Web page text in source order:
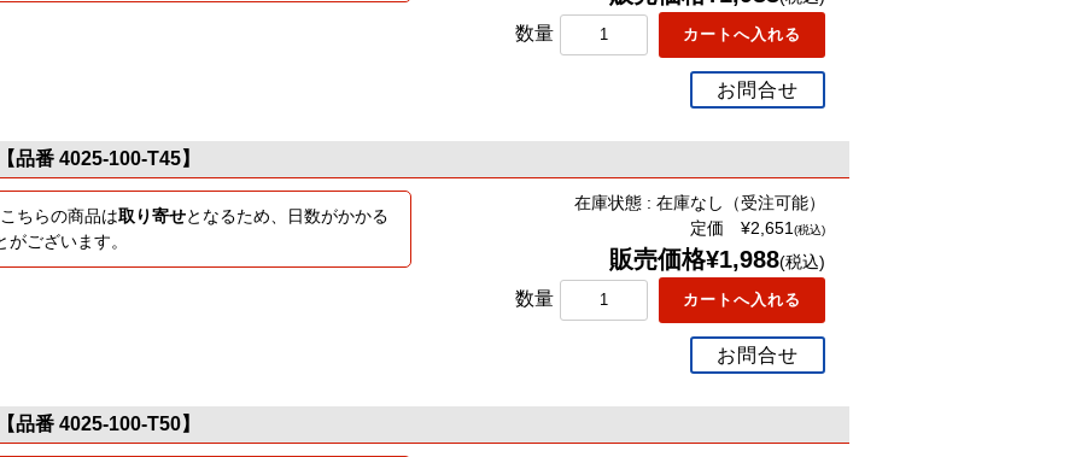
数量
お問合せ
品番 4025-100-T45】
こちらの商品は取り寄せとなるため、日数がかかる
がございます。
在庫状態 : 在庫なし（受注可能）
定価 ¥2,651 (税込)
販売価格¥1,988(税込)
数量
お問合せ
品番 4025-100-T50】